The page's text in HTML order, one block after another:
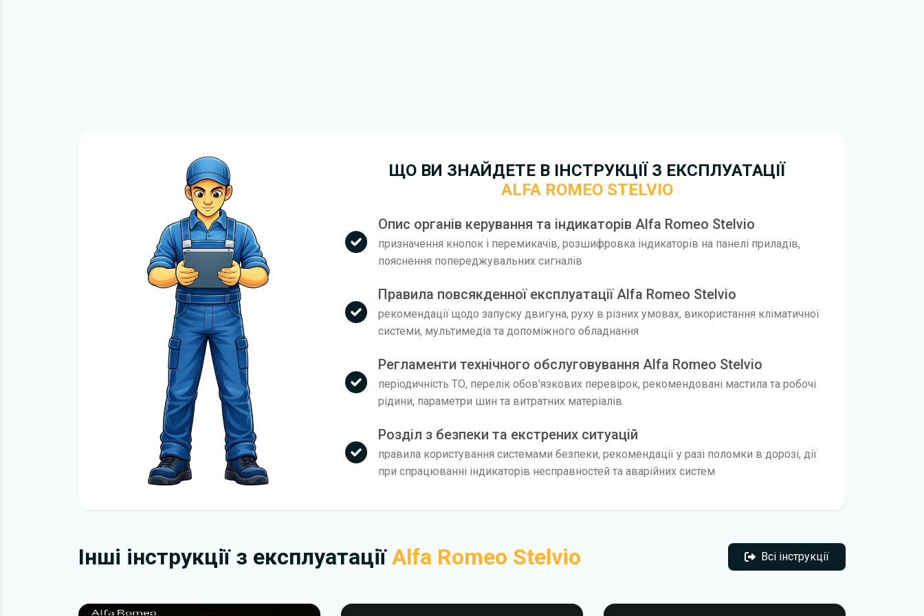
ЩО ВИ ЗНАЙДЕТЕ В ІНСТРУКЦІЇ З ЕКСПЛУАТАЦІЇ
ALFA ROMEO STELVIO
Опис органів керування та індикаторів Alfa Romeo Stelvio
призначення кнопок і перемикачів, розшифровка індикаторів на панелі приладів,
пояснення попереджувальних сигналів
Правила повсякденної експлуатації Alfa Romeo Stelvio
рекомендації щодо запуску двигуна, руху в різних умовах, використання кліматичної
системи, мультимедіа та допоміжного обладнання
Регламенти технічного обслуговування Alfa Romeo Stelvio
періодичність ТО, перелік обов'язкових перевірок, рекомендовані мастила та робочі
рідини, параметри шин та витратних матеріалів
Розділ з безпеки та екстрених ситуацій
правила користування системами безпеки, рекомендації у разі поломки в дорозі, дії
при спрацюванні індикаторів несправностей та аварійних систем
Інші інструкції з експлуатаціїAlfa Romeo Stelvio Всі інструкції
Всі інструкції